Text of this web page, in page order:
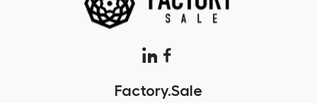
Factory.Sale